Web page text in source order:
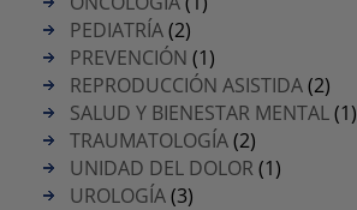
PEDIATRÍA(2)
PREVENCIÓN (1)
REPRODUCCIÓN ASISTIDA(2)
SALUD Y BIENESTAR MENTAL(1)
TRAUMATOLOGÍA(2)
UNIDAD DEL DOLOR(1)
UROLOGÍA(3)